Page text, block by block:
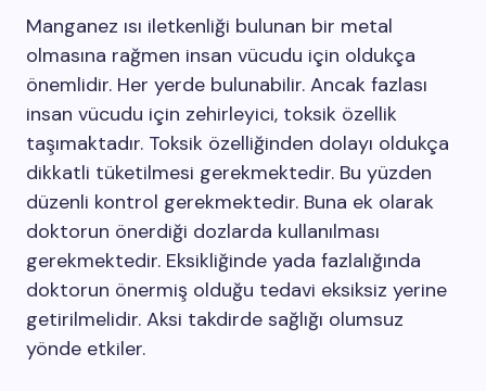
Manganez ısı iletkenliği bulunan bir metal
olmasına rağmen insan vücudu için oldukça
önemlidir. Her yerde bulunabilir. Ancak fazlası
insan vücudu için zehirleyici, toksik özellik
taşımaktadır. Toksik özelliğinden dolayı oldukça
dikkatli tüketilmesi gerekmektedir. Bu yüzden
düzenli kontrol gerekmektedir. Buna ek olarak
doktorun önerdiği dozlarda kullanılması
gerekmektedir. Eksikliğinde yada fazlalığında
doktorun önermiş olduğu tedavi eksiksiz yerine
getirilmelidir. Aksi takdirde sağlığı olumsuz
yönde etkiler.